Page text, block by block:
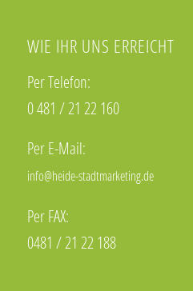
WIE IHR UNS ERREICHT
Per Telefon:
0 481 / 21 22 160
Per E-Mail:
info@heide-stadtmarketing.de
Per FAX:
0481 / 21 22 188